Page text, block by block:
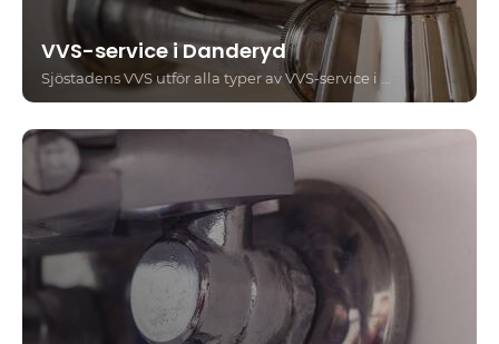
VVS-service i Danderyd